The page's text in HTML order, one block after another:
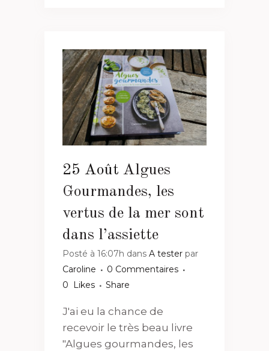
25 Août Algues
Gourmandes, les
vertus de la mer sont
dans l’assiette
Posté à 16:07h dans A tester par
Caroline
0 Commentaires
0
Likes Share
J'ai eu la chance de
recevoir le très beau livre
"Algues gourmandes, les